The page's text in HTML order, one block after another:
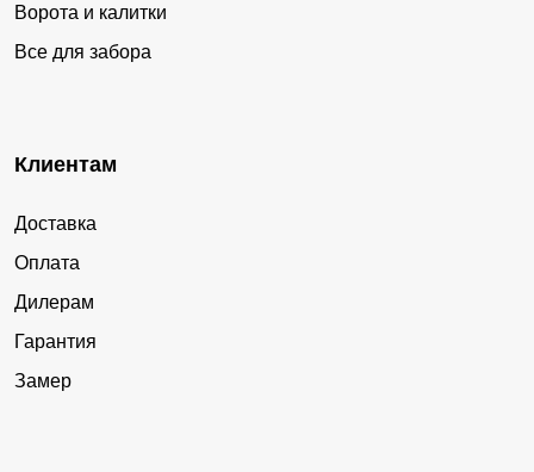
Ворота и калитки
Все для забора
Клиентам
Доставка
Оплата
Дилерам
Гарантия
Замер